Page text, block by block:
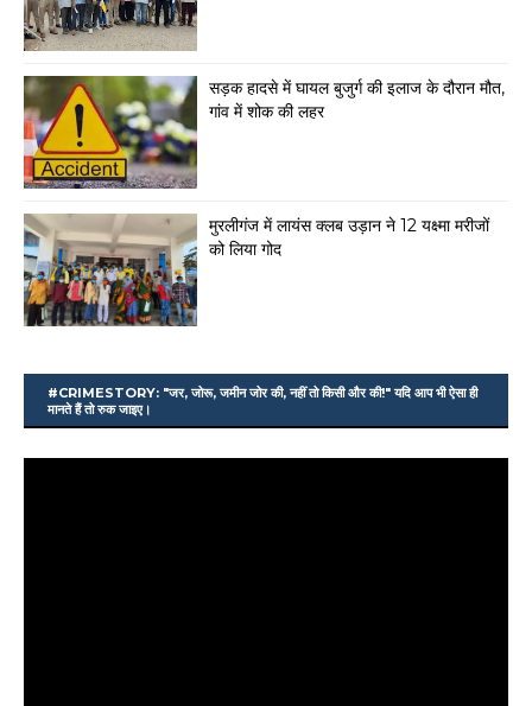
सड़क हादसे में घायल बुजुर्ग की इलाज के दौरान मौत,
गांव में शोक की लहर
मुरलीगंज में लायंस क्लब उड़ान ने 12 यक्ष्मा मरीजों
को लिया गोद
#CRIMESTORY: "जर, जोरू, जमीन जोर की, नहीं तो किसी और की!" यदि आप भी ऐसा ही
मानते हैं तो रुक जाइए।